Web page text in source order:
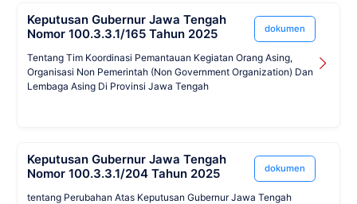
Keputusan Gubernur Jawa Tengah
Nomor 100.3.3.1/165 Tahun 2025
dokumen
Tentang Tim Koordinasi Pemantauan Kegiatan Orang Asing,
Organisasi Non Pemerintah (Non Government Organization) Dan
Lembaga Asing Di Provinsi Jawa Tengah
Keputusan Gubernur Jawa Tengah
Nomor 100.3.3.1/204 Tahun 2025
dokumen
tentang Perubahan Atas Keputusan Gubernur Jawa Tengah